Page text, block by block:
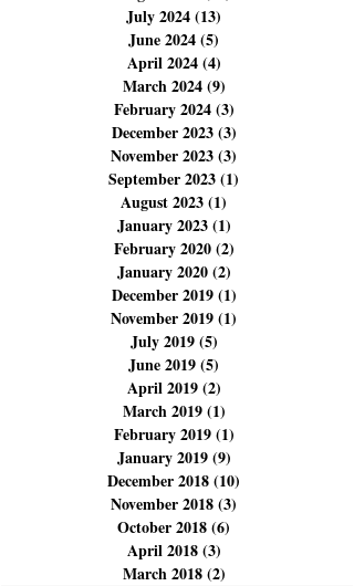
October 2024(6)
September 2024
August 2024 (10)
July 2024(13)13 posts
June 2024(5)5 posts
April 2024(4)4 posts
March 2024(9)9 posts
February 2024(3)3 posts
December 2023(3)
November 2023 (3)
September 2023 (1)
August 2023 (1)1 post
January 2023(1)1 post
February 2020 (2)2 posts
January 2020(2)
December 2019(1)
November 2019(1)
July 2019 (5)5 posts
June 2019(5)5 posts
April 2019(2)2 posts
March 2019(1)1 post
February 2019 (1)1 post
January 2019 (9)
December 2018(10)
November 2018(3)